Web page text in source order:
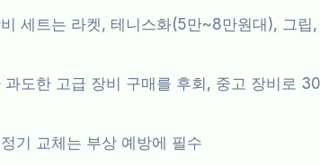
세트는 라켓, 테니스화(5만~8만원대), 그립,
도한 고급 장비 구매를 후회, 중고 장비로
기 교체는 부상 예방에 필수